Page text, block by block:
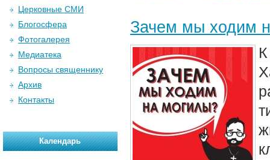
Зачем мы ходим
Церковные СМИ
Блогосфера
Фотогалерея
Медиатека
Вопросы священнику
Архив
Контакты
Календарь